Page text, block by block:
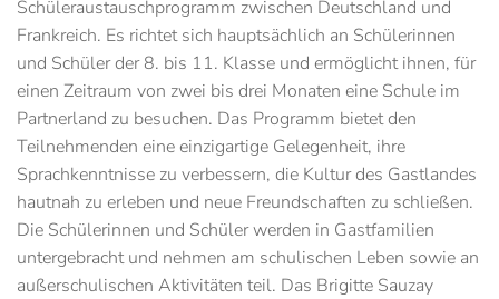
Schüleraustauschprogramm zwischen Deutschland und
Frankreich. Es richtet sich hauptsächlich an Schülerinnen
und Schüler der 8. bis 11. Klasse und ermöglicht ihnen, für
einen Zeitraum von zwei bis drei Monaten eine Schule im
Partnerland zu besuchen. Das Programm bietet den
Teilnehmenden eine einzigartige Gelegenheit, ihre
Sprachkenntnisse zu verbessern, die Kultur des Gastlandes
hautnah zu erleben und neue Freundschaften zu schließen.
Die Schülerinnen und Schüler werden in Gastfamilien
untergebracht und nehmen am schulischen Leben sowie an
außerschulischen Aktivitäten teil. Das Brigitte Sauzay